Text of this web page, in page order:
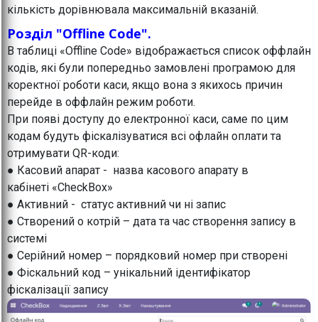
кількість дорівнювала максимальній вказаній.
Розділ "Offline Code".
В таблиці «Offline Code» відображається список оффлайн
кодів, які були попередньо замовлені програмою для
коректної роботи каси, якщо вона з якихось причин
перейде в оффлайн режим роботи.
При появі доступу до електронної каси, саме по цим
кодам будуть фіскалізуватися всі офлайн оплати та
отримувати QR-коди:
● Касовий апарат - назва касового апарату в
кабінеті «CheckBox»
● Активний - статус активний чи ні запис
● Створений о котрій – дата та час створення запису в
системі
● Серійний номер – порядковий номер при створені
● Фіскальний код – унікальний ідентифікатор
фіскалізації запису